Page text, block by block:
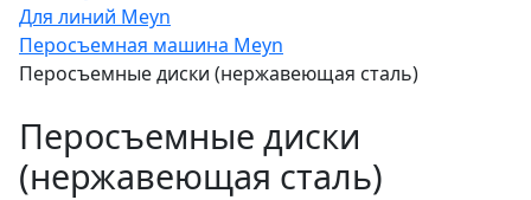
Для линий Meyn
Перосъемная машина Meyn
Перосъемные диски (нержавеющая сталь)
Перосъемные диски
(нержавеющая сталь)